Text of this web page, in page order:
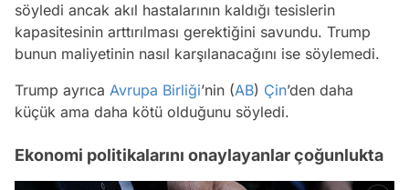
söyledi ancak akıl hastalarının kaldığı tesislerin
kapasitesinin arttırılması gerektiğini savundu. Trump
bunun maliyetinin nasıl karşılanacağını ise söylemedi.
Trump ayrıca Avrupa Birliği’nin (AB) Çin’den daha
küçük ama daha kötü olduğunu söyledi.
Ekonomi politikalarını onaylayanlar çoğunlukta